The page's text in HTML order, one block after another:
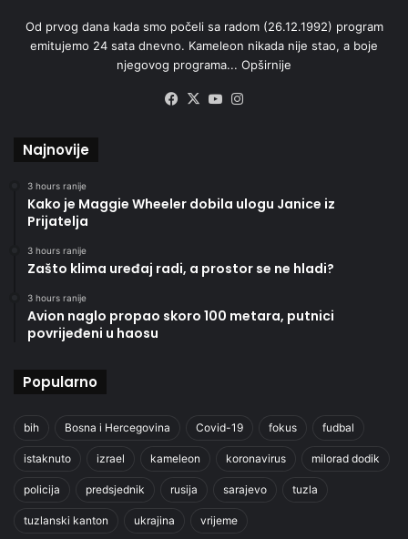
Od prvog dana kada smo počeli sa radom (26.12.1992) program
emitujemo 24 sata dnevno. Kameleon nikada nije stao, a boje
njegovog programa... Opširnije
Facebook
X YouTube
Najnovije
3 hours ranije
Kako je Maggie Wheeler dobila ulogu Janice iz
Prijatelja
3 hours ranije
Zašto klima uređaj radi, a prostor se ne hladi?
3 hours ranije
Avion naglo propao skoro 100 metara, putnici
povrijeđeni u haosu
Popularno
bih Bosna i Hercegovina Covid-19 fokus fudbal
istaknuto izrael kameleon koronavirus milorad dodik
policija predsjednik rusija sarajevo tuzla
tuzlanski kanton ukrajina vrijeme